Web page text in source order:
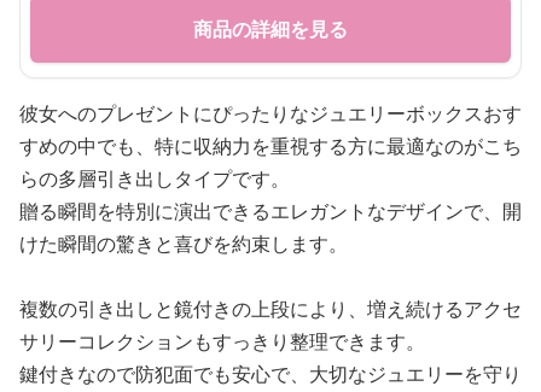
商品の詳細を見る
彼女へのプレゼントにぴったりなジュエリーボックスおす
すめの中でも、特に収納力を重視する方に最適なのがこち
らの多層引き出しタイプです。
贈る瞬間を特別に演出できるエレガントなデザインで、開
けた瞬間の驚きと喜びを約束します。
複数の引き出しと鏡付きの上段により、増え続けるアクセ
サリーコレクションもすっきり整理できます。
鍵付きなので防犯面でも安心で、大切なジュエリーを守り